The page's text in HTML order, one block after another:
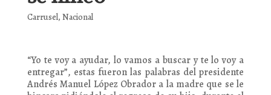
Carrusel, Nacional
“Yo te voy a ayudar, lo vamos a buscar y te lo voy a
entregar”, estas fueron las palabras del presidente
Andrés Manuel López Obrador a la madre que se le